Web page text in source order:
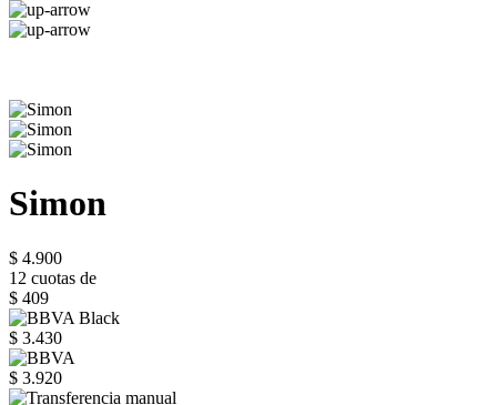
Simon
$ 4.900
12 cuotas de
$ 409
$ 3.430
$ 3.920